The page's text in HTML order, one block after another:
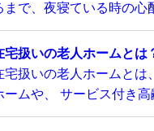
まで、夜寝ている時の心
宅扱いの老人ホームとは
宅扱いの老人ホームとは
ームや、 サービス付き